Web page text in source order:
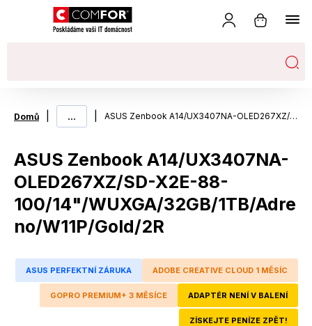
Domů ... ASUS Zenbook A14/UX3407NA-OLED267XZ/SD-X2E-88-100/14"/WUXGA/32GB/1TB/Adreno/W11P/Gold/2R
ASUS Zenbook A14/UX3407NA-
OLED267XZ/SD-X2E-88-
100/14"/WUXGA/32GB/1TB/Adre
no/W11P/Gold/2R
ASUS PERFEKTNÍ ZÁRUKA ADOBE CREATIVE CLOUD 1 MĚSÍC
GOPRO PREMIUM+ 3 MĚSÍCE ADAPTÉR NENÍ V BALENÍ
ZÍSKEJTE PENÍZE ZPĚT!